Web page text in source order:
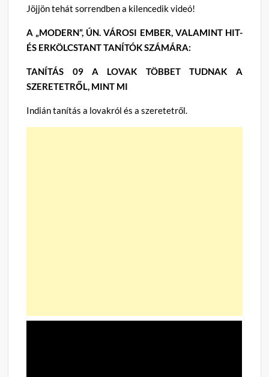
Jöjjön tehát sorrendben a kilencedik videó!
A „MODERN”, ÚN. VÁROSI EMBER, VALAMINT HIT-
ÉS ERKÖLCSTANT TANÍTÓK SZÁMÁRA:
TANÍTÁS 09 A LOVAK TÖBBET TUDNAK A
SZERETETRŐL, MINT MI
Indián tanítás a lovakról és a szeretetről.